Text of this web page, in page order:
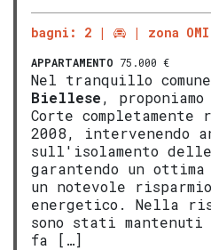
bagni: 2 zona
APPARTAMENTO 75.000 €
Nel tranquillo
Biellese,
Corte
2008, intervenendo
sull'isolamento
garantendo un
un notevole risparmio
energetico. Nella
sono stati
fa […]